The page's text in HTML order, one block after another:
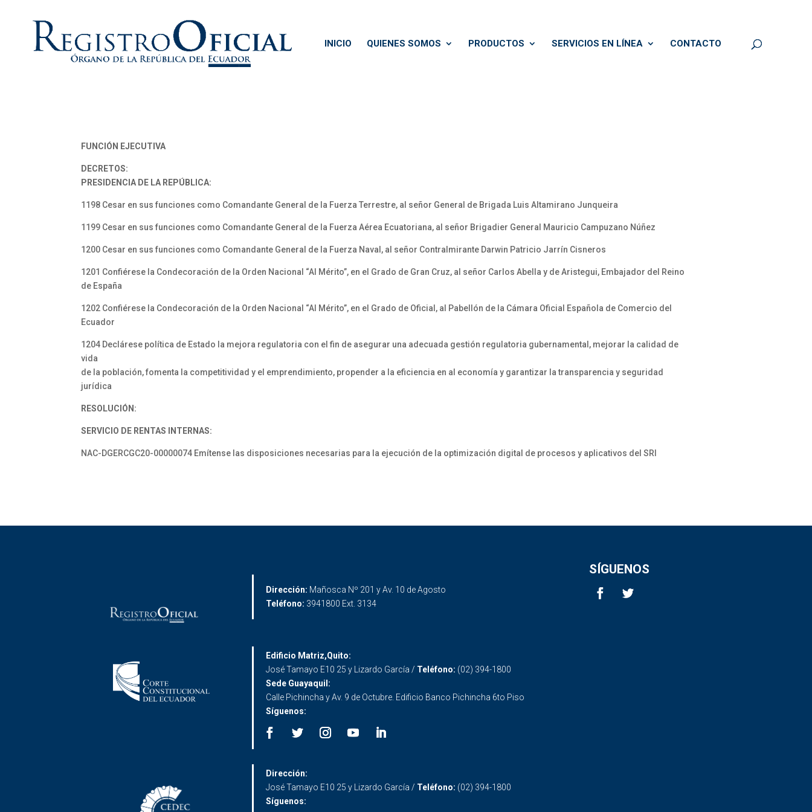
INICIO QUIENES SOMOS PRODUCTOS SERVICIOS EN LÍNEA CONTACTO
FUNCIÓN EJECUTIVA
DECRETOS:
PRESIDENCIA DE LA REPÚBLICA:
1198 Cesar en sus funciones como Comandante General de la Fuerza Terrestre, al señor General de Brigada Luis Altamirano Junqueira
1199 Cesar en sus funciones como Comandante General de la Fuerza Aérea Ecuatoriana, al señor Brigadier General Mauricio Campuzano Núñez
1200 Cesar en sus funciones como Comandante General de la Fuerza Naval, al señor Contralmirante Darwin Patricio Jarrín Cisneros
1201 Confiérese la Condecoración de la Orden Nacional “Al Mérito”, en el Grado de Gran Cruz, al señor Carlos Abella y de Aristegui, Embajador del Reino
de España
1202 Confiérese la Condecoración de la Orden Nacional “Al Mérito”, en el Grado de Oficial, al Pabellón de la Cámara Oficial Española de Comercio del
Ecuador
1204 Declárese política de Estado la mejora regulatoria con el fin de asegurar una adecuada gestión regulatoria gubernamental, mejorar la calidad de
vida
de la población, fomenta la competitividad y el emprendimiento, propender a la eficiencia en al economía y garantizar la transparencia y seguridad
jurídica
RESOLUCIÓN:
SERVICIO DE RENTAS INTERNAS:
NAC-DGERCGC20-00000074 Emítense las disposiciones necesarias para la ejecución de la optimización digital de procesos y aplicativos del SRI
Dirección: Mañosca Nº 201 y Av. 10 de Agosto
Teléfono: 3941800 Ext. 3134
SÍGUENOS
Edificio Matriz,Quito:
José Tamayo E10 25 y Lizardo García / Teléfono: (02) 394-1800
Sede Guayaquil:
Calle Pichincha y Av. 9 de Octubre. Edificio Banco Pichincha 6to Piso
Síguenos:
Dirección:
José Tamayo E10 25 y Lizardo García / Teléfono: (02) 394-1800
Síguenos: